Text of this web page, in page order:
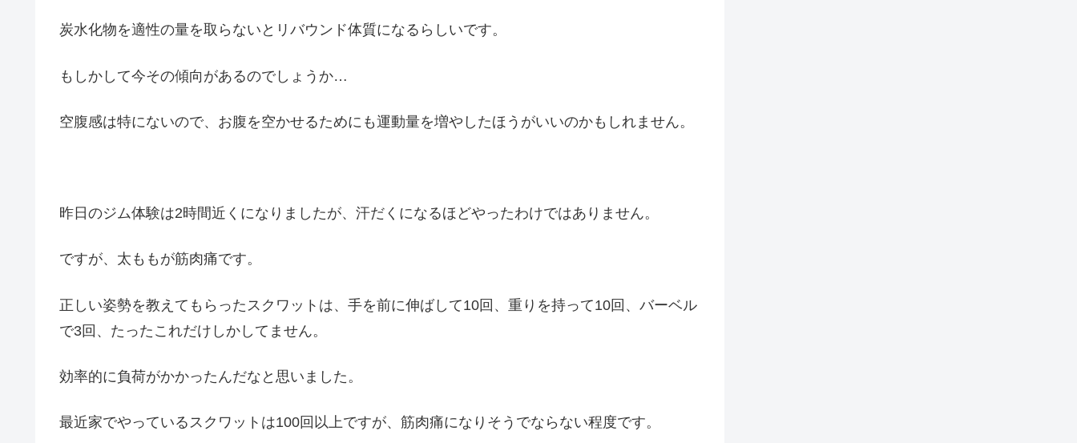
炭水化物を適性の量を取らないとリバウンド体質になるらしいです。
もしかして今その傾向があるのでしょうか…
空腹感は特にないので、お腹を空かせるためにも運動量を増やしたほうがいいのかもしれません。
昨日のジム体験は2時間近くになりましたが、汗だくになるほどやったわけではありません。
ですが、太ももが筋肉痛です。
正しい姿勢を教えてもらったスクワットは、手を前に伸ばして10回、重りを持って10回、バーベル
で3回、たったこれだけしかしてません。
効率的に負荷がかかったんだなと思いました。
最近家でやっているスクワットは100回以上ですが、筋肉痛になりそうでならない程度です。